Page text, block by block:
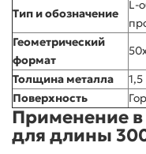
Тип и обозначение
L-
Геометрический
формат
Толщина металла
Поверхность
Применение
для длины